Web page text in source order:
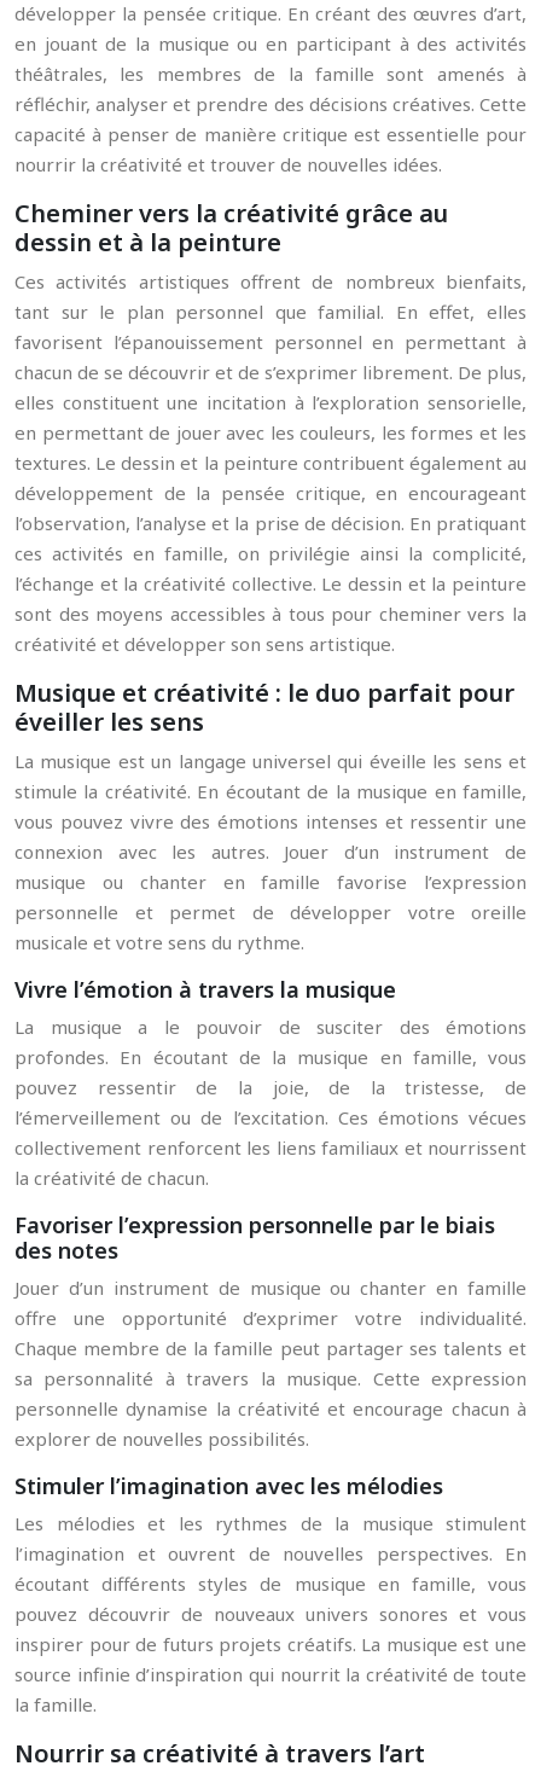
développer la pensée critique. En créant des œuvres d’art,
en jouant de la musique ou en participant à des activités
théâtrales, les membres de la famille sont amenés à
réfléchir, analyser et prendre des décisions créatives. Cette
capacité à penser de manière critique est essentielle pour
nourrir la créativité et trouver de nouvelles idées.
Cheminer vers la créativité grâce au
dessin et à la peinture
Ces activités artistiques offrent de nombreux bienfaits,
tant sur le plan personnel que familial. En effet, elles
favorisent l’épanouissement personnel en permettant à
chacun de se découvrir et de s’exprimer librement. De plus,
elles constituent une incitation à l’exploration sensorielle,
en permettant de jouer avec les couleurs, les formes et les
textures. Le dessin et la peinture contribuent également au
développement de la pensée critique, en encourageant
l’observation, l’analyse et la prise de décision. En pratiquant
ces activités en famille, on privilégie ainsi la complicité,
l’échange et la créativité collective. Le dessin et la peinture
sont des moyens accessibles à tous pour cheminer vers la
créativité et développer son sens artistique.
Musique et créativité : le duo parfait pour
éveiller les sens
La musique est un langage universel qui éveille les sens et
stimule la créativité. En écoutant de la musique en famille,
vous pouvez vivre des émotions intenses et ressentir une
connexion avec les autres. Jouer d’un instrument de
musique ou chanter en famille favorise l’expression
personnelle et permet de développer votre oreille
musicale et votre sens du rythme.
Vivre l’émotion à travers la musique
La musique a le pouvoir de susciter des émotions
profondes. En écoutant de la musique en famille, vous
pouvez ressentir de la joie, de la tristesse, de
l’émerveillement ou de l’excitation. Ces émotions vécues
collectivement renforcent les liens familiaux et nourrissent
la créativité de chacun.
Favoriser l’expression personnelle par le biais
des notes
Jouer d’un instrument de musique ou chanter en famille
offre une opportunité d’exprimer votre individualité.
Chaque membre de la famille peut partager ses talents et
sa personnalité à travers la musique. Cette expression
personnelle dynamise la créativité et encourage chacun à
explorer de nouvelles possibilités.
Stimuler l’imagination avec les mélodies
Les mélodies et les rythmes de la musique stimulent
l’imagination et ouvrent de nouvelles perspectives. En
écoutant différents styles de musique en famille, vous
pouvez découvrir de nouveaux univers sonores et vous
inspirer pour de futurs projets créatifs. La musique est une
source infinie d’inspiration qui nourrit la créativité de toute
la famille.
Nourrir sa créativité à travers l’art